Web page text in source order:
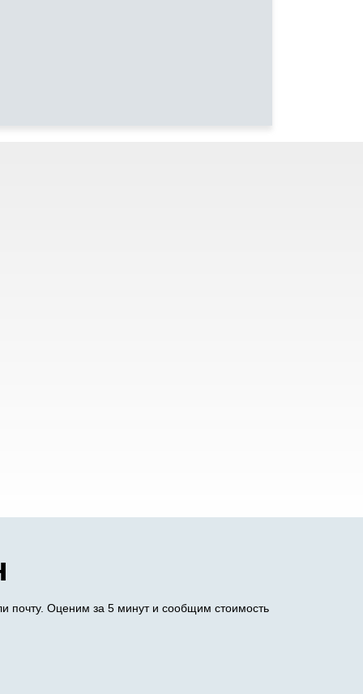
почту. Оценим за 5 минут и сообщим стоимость